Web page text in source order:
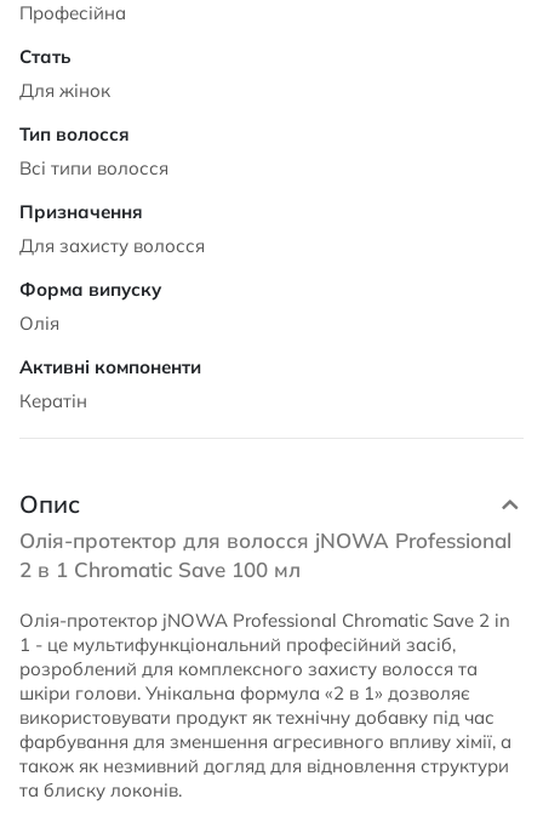
Професійна
Для жінок
Всі типи волосся
Для захисту волосся
Олія
Кератін
Опис
Олія-протектор для волосся jNOWA Professional
2 в 1 Chromatic Save 100 мл
Олія-протектор jNOWA Professional Chromatic Save 2 in
1 - це мультифункціональний професійний засіб,
розроблений для комплексного захисту волосся та
шкіри голови. Унікальна формула «2 в 1» дозволяє
використовувати продукт як технічну добавку під час
фарбування для зменшення агресивного впливу хімії, а
також як незмивний догляд для відновлення структури
та блиску локонів.